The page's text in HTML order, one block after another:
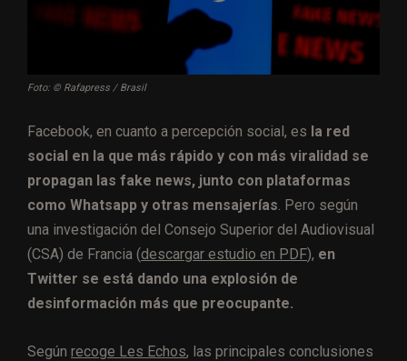
Foto: © Rafapress / Brasil
Facebook, en cuanto a percepción social, es la red
social en la que más rápido y con más viralidad se
propagan las fake news, junto con plataformas
como Whatsapp y otras mensajerías . Pero según
una investigación del Consejo Superior del Audiovisual
(CSA) de Francia (descargar estudio en PDF), en
Twitter se está dando una explosión de
desinformación más que preocupante.
Según recoge Les Echos, las principales conclusiones